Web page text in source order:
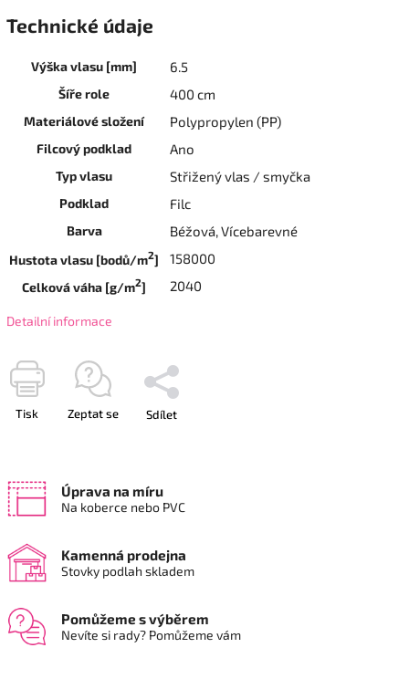
Technické údaje
Výška vlasu [mm] 6.5
Šíře role 400 cm
Materiálové složení Polypropylen (PP)
Filcový podklad Ano
Typ vlasu Střižený vlas / smyčka
Podklad Filc
Barva Béžová, Vícebarevné
Hustota vlasu [bodů/m2] 158000
Celková váha [g/m2] 2040
Detailní informace
Tisk Zeptat se Sdílet
Úprava na míru
Na koberce nebo PVC
Kamenná prodejna
Stovky podlah skladem
Pomůžeme s výběrem
Nevíte si rady? Pomůžeme vám